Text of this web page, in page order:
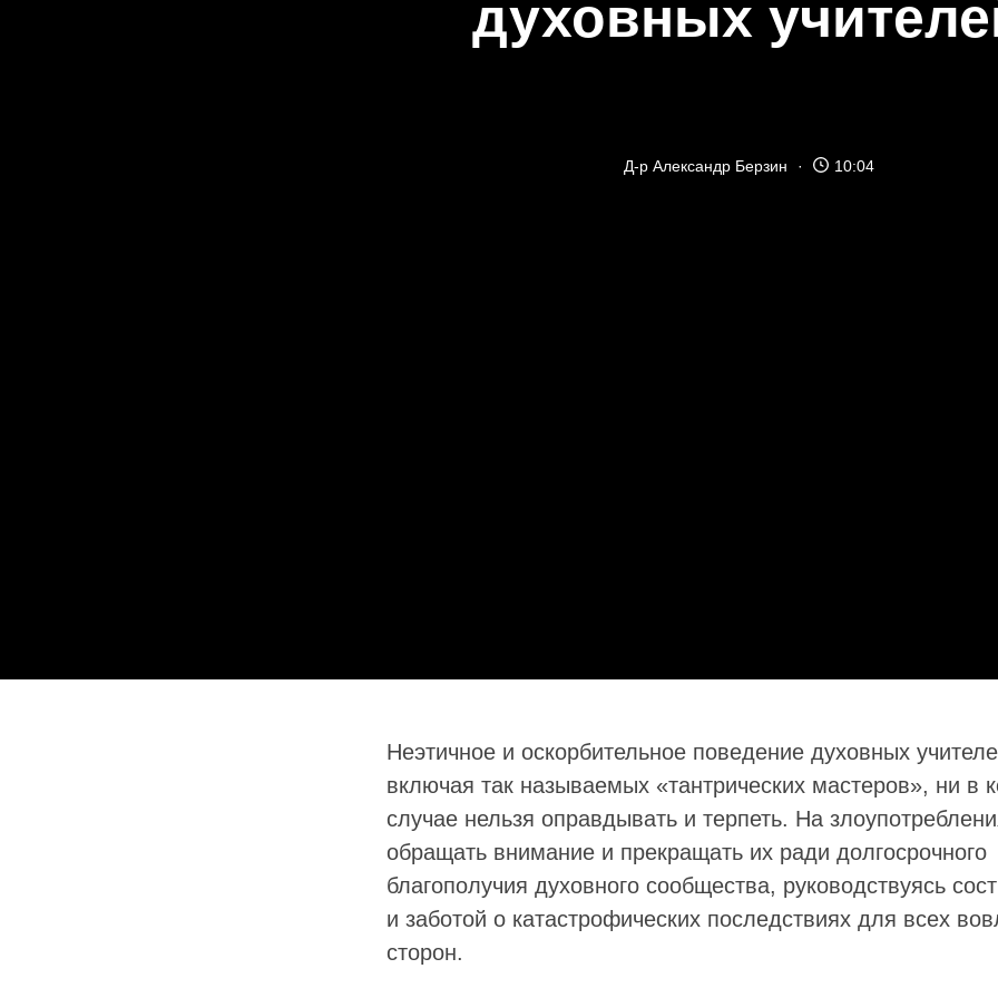
духовных
Д-р Александр Берзин 10:04
Неэтичное и оскорбительное поведение духовных
включая так называемых «тантрических мастеров», ни в
случае нельзя оправдывать и терпеть. На
обращать внимание и прекращать их ради долгосрочного
благополучия духовного сообщества, руководствуясь
и заботой о катастрофических последствиях для всех
сторон.